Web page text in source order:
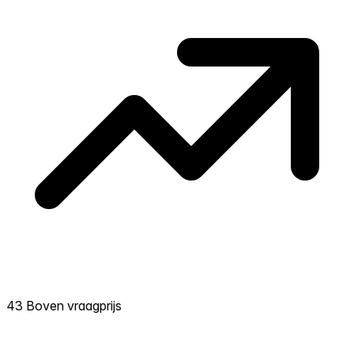
43 Boven vraagprijs